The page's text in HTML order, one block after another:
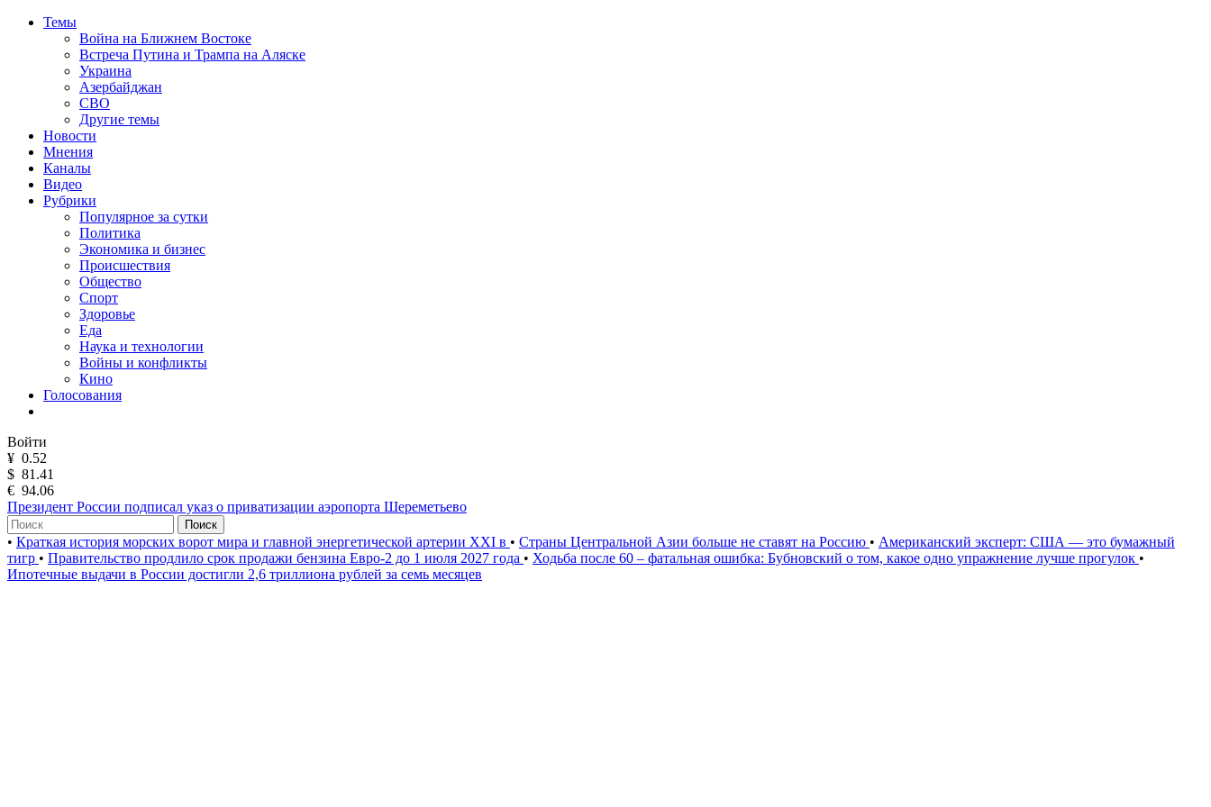
Темы
Война на Ближнем Востоке
Встреча Путина и Трампа на Аляске
Украина
Азербайджан
СВО
Другие темы
Новости
Мнения
Каналы
Видео
Рубрики
Популярное за сутки
Политика
Экономика и бизнес
Происшествия
Общество
Спорт
Здоровье
Еда
Наука и технологии
Войны и конфликты
Кино
Голосования
Войти
¥ 0.52
$ 81.41
€ 94.06
Президент России подписал указ о приватизации аэропорта Шереметьево
Поиск
• Краткая история морских ворот мира и главной энергетической артерии XXI в • Страны Центральной Азии больше не ставят на Россию • Американский эксперт: США — это бумажный
тигр • Правительство продлило срок продажи бензина Евро-2 до 1 июля 2027 года • Ходьба после 60 – фатальная ошибка: Бубновский о том, какое одно упражнение лучше прогулок •
Ипотечные выдачи в России достигли 2,6 триллиона рублей за семь месяцев